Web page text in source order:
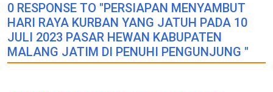
0 RESPONSE TO "PERSIAPAN MENYAMBUT
HARI RAYA KURBAN YANG JATUH PADA 10
JULI 2023 PASAR HEWAN KABUPATEN
MALANG JATIM DI PENUHI PENGUNJUNG "